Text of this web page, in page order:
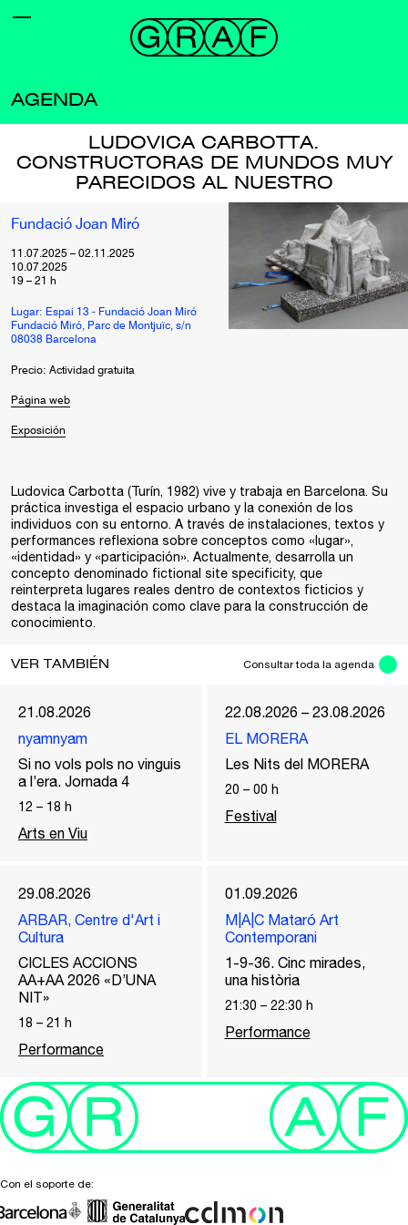
AGENDA
LUDOVICA CARBOTTA.
CONSTRUCTORAS DE MUNDOS MUY
PARECIDOS AL NUESTRO
Fundació Joan Miró
11.07.2025 – 02.11.2025
10.07.2025
19 – 21 h
Lugar: Espai 13 - Fundació Joan Miró
Fundació Miró, Parc de Montjuïc, s/n
08038 Barcelona
Precio: Actividad gratuita
Página web
Exposición
Ludovica Carbotta (Turín, 1982) vive y trabaja en Barcelona. Su
práctica investiga el espacio urbano y la conexión de los
individuos con su entorno. A través de instalaciones, textos y
performances reflexiona sobre conceptos como «lugar»,
«identidad» y «participación». Actualmente, desarrolla un
concepto denominado fictional site specificity, que
reinterpreta lugares reales dentro de contextos ficticios y
destaca la imaginación como clave para la construcción de
conocimiento.
VER TAMBIÉN Consultar toda la agenda
21.08.2026
nyamnyam
Si no vols pols no vinguis
a l’era. Jornada 4
12 – 18 h
Arts en Viu
22.08.2026 – 23.08.2026
EL MORERA
Les Nits del MORERA
20 – 00 h
Festival
29.08.2026
ARBAR, Centre d'Art i
Cultura
CICLES ACCIONS
AA+AA 2026 «D’UNA
NIT»
18 – 21 h
Performance
01.09.2026
M|A|C Mataró Art
Contemporani
1-9-36. Cinc mirades,
una història
21:30 – 22:30 h
Performance
Con el soporte de: